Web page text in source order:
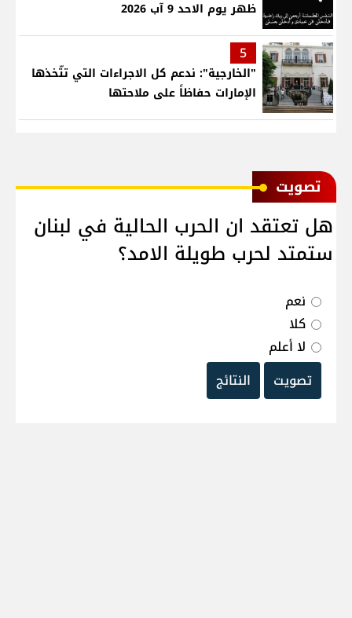
ظهر يوم الاحد 9 آب 2026
5
"الخارجية": ندعم كل الاجراءات التي تتّخذها
الإمارات حفاظاً على ملاحتها
ﺗﺼﻮﻳﺖ
هل تعتقد ان الحرب الحالية في لبنان
ستمتد لحرب طويلة الامد؟
نعم
كلا
لا أعلم
تصويت
النتائج